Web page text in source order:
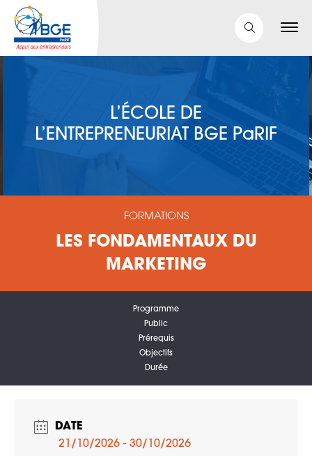
L’ÉCOLE DE
L’ENTREPRENEURIAT BGE PaRIF
FORMATIONS
LES FONDAMENTAUX DU
MARKETING
Programme
Public
Prérequis
Objectifs
Durée
DATE
21/10/2026 - 30/10/2026